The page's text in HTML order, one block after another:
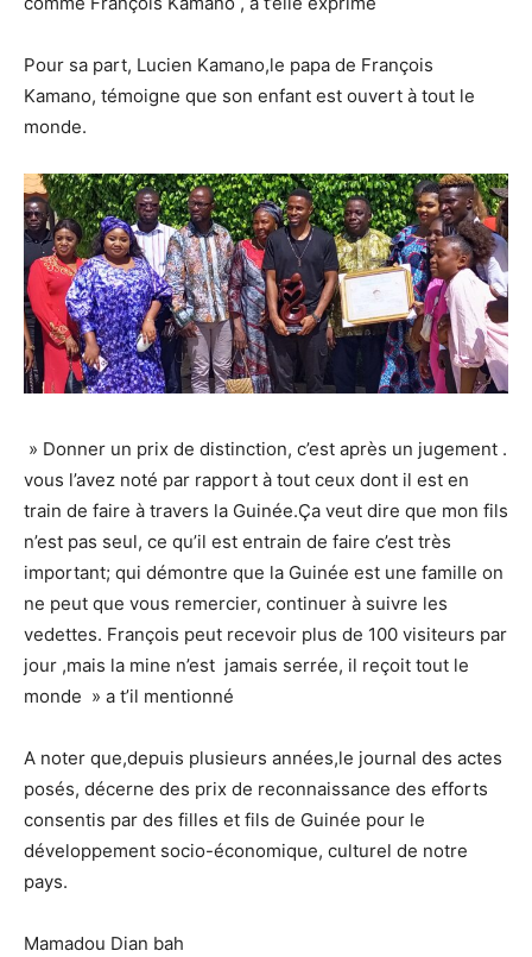
Pour sa part, Lucien Kamano,le papa de François
Kamano, témoigne que son enfant est ouvert à tout le
monde.
» Donner un prix de distinction, c’est après un jugement .
vous l’avez noté par rapport à tout ceux dont il est en
train de faire à travers la Guinée.Ça veut dire que mon fils
n’est pas seul, ce qu’il est entrain de faire c’est très
important; qui démontre que la Guinée est une famille on
ne peut que vous remercier, continuer à suivre les
vedettes. François peut recevoir plus de 100 visiteurs par
jour ,mais la mine n’est jamais serrée, il reçoit tout le
monde » a t’il mentionné
A noter que,depuis plusieurs années,le journal des actes
posés, décerne des prix de reconnaissance des efforts
consentis par des filles et fils de Guinée pour le
développement socio-économique, culturel de notre
pays.
Mamadou Dian bah